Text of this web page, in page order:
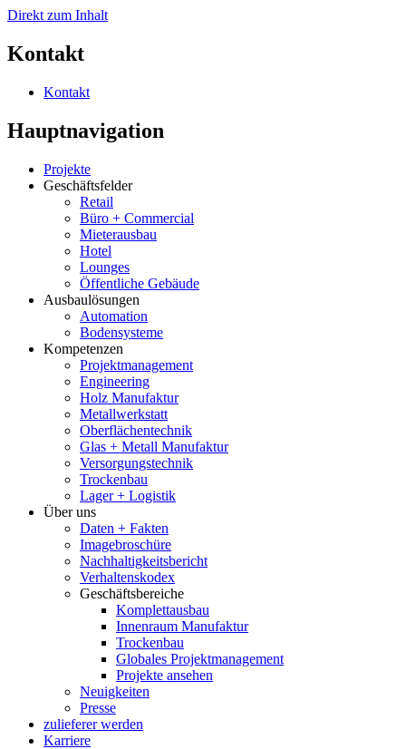
Direkt zum Inhalt
Kontakt
Kontakt
Hauptnavigation
Projekte
Geschäftsfelder
Retail
Büro + Commercial
Mieterausbau
Hotel
Lounges
Öffentliche Gebäude
Ausbaulösungen
Automation
Bodensysteme
Kompetenzen
Projektmanagement
Engineering
Holz Manufaktur
Metallwerkstatt
Oberflächentechnik
Glas + Metall Manufaktur
Versorgungstechnik
Trockenbau
Lager + Logistik
Über uns
Daten + Fakten
Imagebroschüre
Nachhaltigkeitsbericht
Verhaltenskodex
Geschäftsbereiche
Komplettausbau
Innenraum Manufaktur
Trockenbau
Globales Projektmanagement
Projekte ansehen
Neuigkeiten
Presse
zulieferer werden
Karriere